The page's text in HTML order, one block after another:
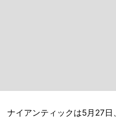
ナイアンティックは5月27